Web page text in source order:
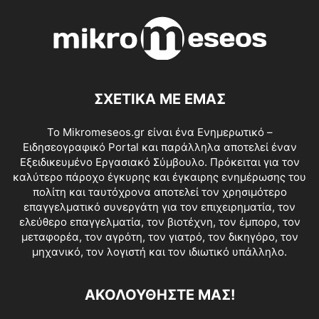
ΣΧΕΤΙΚΑ ΜΕ ΕΜΑΣ
Το Mikromeseos.gr είναι ένα Ενημερωτικό –
Ειδησεογραφικό Portal και παράλληλα αποτελεί έναν
Εξειδικευμένο Εργασιακό Σύμβουλο. Πρόκειται για τον
καλύτερο πάροχο έγκυρης και έγκαιρης ενημέρωσης του
πολίτη και ταυτόχρονα αποτελεί τον χρησιμότερο
επαγγελματικό συνεργάτη για τον επιχειρηματία, τον
ελεύθερο επαγγελματία, τον βιοτέχνη, τον έμπορο, τον
μεταφορέα, τον αγρότη, τον γιατρό, τον δικηγόρο, τον
μηχανικό, τον λογιστή και τον ιδιωτικό υπάλληλο.
ΑΚΟΛΟΥΘΗΣΤΕ ΜΑΣ!